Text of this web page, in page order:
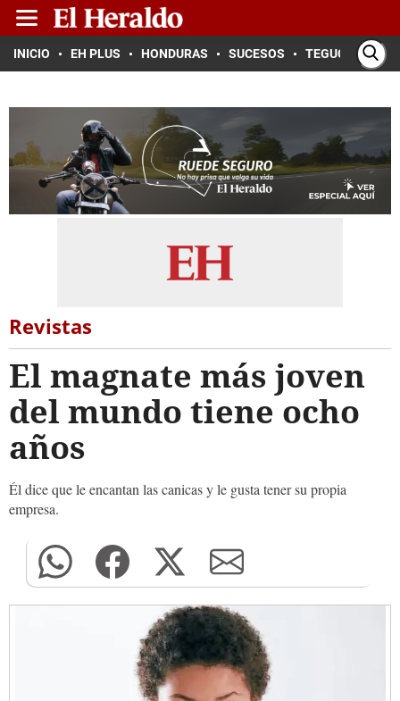
INICIO EH PLUS HONDURAS SUCESOS TEGUCIGALPA
Revistas
El magnate más joven
del mundo tiene ocho
años
Él dice que le encantan las canicas y le gusta tener su propia
empresa.